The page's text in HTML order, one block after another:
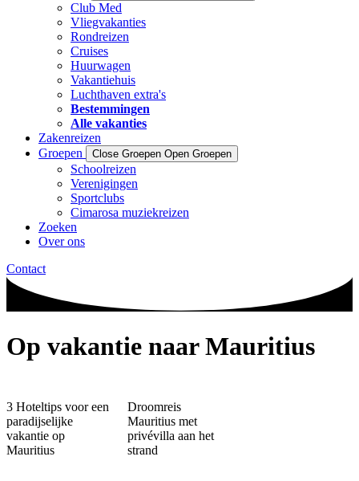
Club Med
Vliegvakanties
Rondreizen
Cruises
Huurwagen
Vakantiehuis
Luchthaven extra's
Bestemmingen
Alle vakanties
Zakenreizen
Groepen
Close Groepen Open Groepen
Schoolreizen
Verenigingen
Sportclubs
Cimarosa muziekreizen
Zoeken
Over ons
Contact
Op vakantie naar Mauritius
3 Hoteltips voor een
paradijselijke
vakantie op
Mauritius
Droomreis
Mauritius met
privévilla aan het
strand